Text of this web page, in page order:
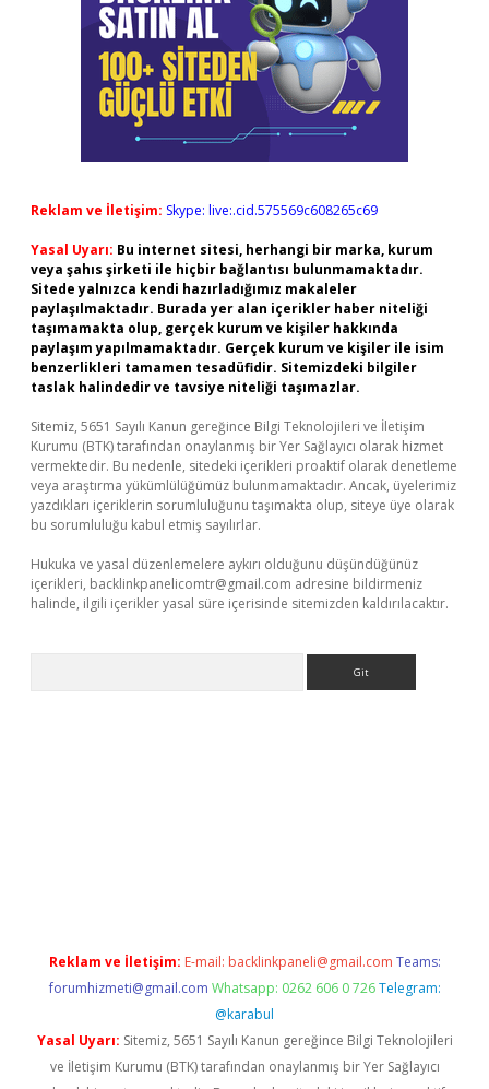
Reklam ve İletişim: Skype: live:.cid.575569c608265c69
Yasal Uyarı: Bu internet sitesi, herhangi bir marka, kurum
veya şahıs şirketi ile hiçbir bağlantısı bulunmamaktadır.
Sitede yalnızca kendi hazırladığımız makaleler
paylaşılmaktadır. Burada yer alan içerikler haber niteliği
taşımamakta olup, gerçek kurum ve kişiler hakkında
paylaşım yapılmamaktadır. Gerçek kurum ve kişiler ile isim
benzerlikleri tamamen tesadüfidir. Sitemizdeki bilgiler
taslak halindedir ve tavsiye niteliği taşımazlar.
Sitemiz, 5651 Sayılı Kanun gereğince Bilgi Teknolojileri ve İletişim
Kurumu (BTK) tarafından onaylanmış bir Yer Sağlayıcı olarak hizmet
vermektedir. Bu nedenle, sitedeki içerikleri proaktif olarak denetleme
veya araştırma yükümlülüğümüz bulunmamaktadır. Ancak, üyelerimiz
yazdıkları içeriklerin sorumluluğunu taşımakta olup, siteye üye olarak
bu sorumluluğu kabul etmiş sayılırlar.
Hukuka ve yasal düzenlemelere aykırı olduğunu düşündüğünüz
içerikleri, backlinkpanelicomtr@gmail.com adresine bildirmeniz
halinde, ilgili içerikler yasal süre içerisinde sitemizden kaldırılacaktır.
Reklam ve İletişim: E-mail: backlinkpaneli@gmail.com Teams:
forumhizmeti@gmail.com Whatsapp: 0262 606 0 726 Telegram:
@karabul
Yasal Uyarı: Sitemiz, 5651 Sayılı Kanun gereğince Bilgi Teknolojileri
ve İletişim Kurumu (BTK) tarafından onaylanmış bir Yer Sağlayıcı